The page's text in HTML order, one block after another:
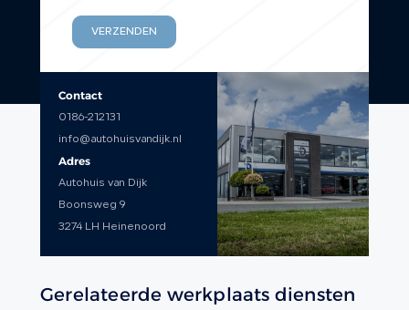
VERZENDEN
Contact
0186-212131
info@autohuisvandijk.nl
Adres
Autohuis van Dijk
Boonsweg 9
3274 LH Heinenoord
Gerelateerde werkplaats diensten